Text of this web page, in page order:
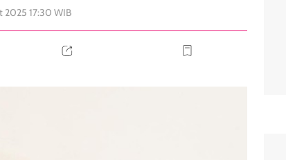
2025 17:30 WIB